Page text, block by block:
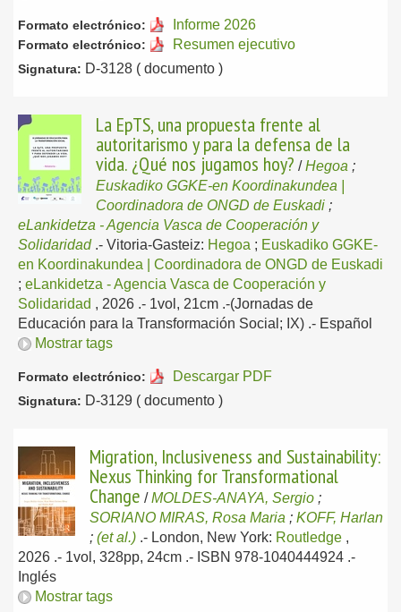
Formato electrónico: Informe 2026
Formato electrónico: Resumen ejecutivo
Signatura: D-3128 ( documento )
La EpTS, una propuesta frente al
autoritarismo y para la defensa de la
vida. ¿Qué nos jugamos hoy? /Hegoa ;
Euskadiko GGKE-en Koordinakundea |
Coordinadora de ONGD de Euskadi ;
eLankidetza - Agencia Vasca de Cooperación y
Solidaridad .- Vitoria-Gasteiz: Hegoa ; Euskadiko GGKE-
en Koordinakundea | Coordinadora de ONGD de Euskadi
; eLankidetza - Agencia Vasca de Cooperación y
Solidaridad , 2026 .- 1vol, 21cm .-(Jornadas de
Educación para la Transformación Social; IX) .- Español
Mostrar tags
Formato electrónico: Descargar PDF
Signatura: D-3129 ( documento )
Migration, Inclusiveness and Sustainability:
Nexus Thinking for Transformational
Change /MOLDES-ANAYA, Sergio ;
SORIANO MIRAS, Rosa Maria ; KOFF, Harlan
; (et al.) .- London, New York: Routledge ,
2026 .- 1vol, 328pp, 24cm .- ISBN 978-1040444924 .-
Inglés
Mostrar tags